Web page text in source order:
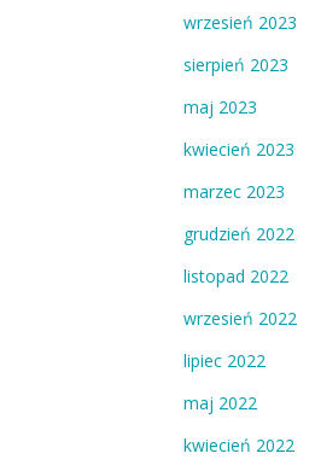
wrzesień 2023
sierpień 2023
maj 2023
kwiecień 2023
marzec 2023
grudzień 2022
listopad 2022
wrzesień 2022
lipiec 2022
maj 2022
kwiecień 2022